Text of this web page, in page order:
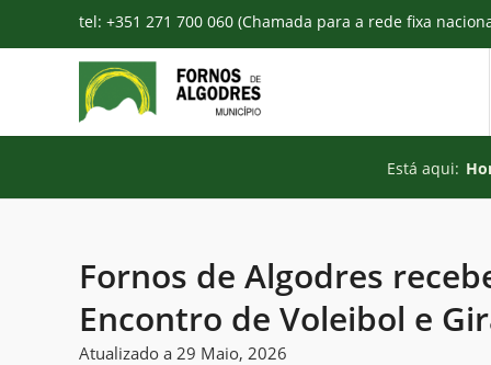
tel: +351 271 700 060 (Chamada para a rede fixa
Está aqui:
Fornos de Algodres
Encontro de Voleibol e
Atualizado a 29 Maio, 2026